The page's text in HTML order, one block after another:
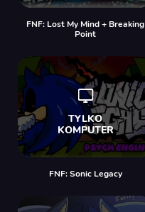
FNF: Lost My Mind + Breaking
Point
FNF: Sonic Legacy